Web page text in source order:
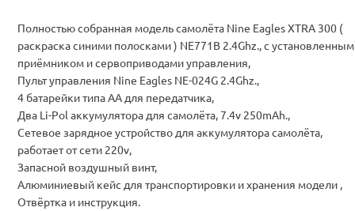
Полностью собранная модель самолёта Nine Eagles XTRA 300 (
раскраска синими полосками ) NE771B 2.4Ghz., с установленным
приёмником и сервоприводами управления,
Пульт управления Nine Eagles NE-024G 2.4Ghz.,
4 батарейки типа АА для передатчика,
Два Li-Pol аккумулятора для самолёта, 7.4v 250mAh.,
Сетевое зарядное устройство для аккумулятора самолёта,
работает от сети 220v,
Запасной воздушный винт,
Алюминиевый кейс для транспортировки и хранения модели ,
Отвёртка и инструкция.